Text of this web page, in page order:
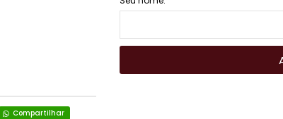
Compartilhar